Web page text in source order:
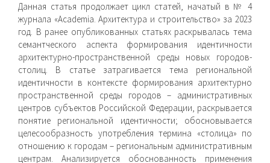
Данная статья продолжает цикл статей, начатый в № 4
журнала «Academia. Архитектура и строительство» за 2023
год. В ранее опубликованных статьях раскрывалась тема
семантческого аспекта формирования идентичности
архитектурно-пространственной среды новых городов-
столиц. В статье затрагивается тема региональной
идентичности в контексте формирования архитектурно
пространственной среды городов – административных
центров субъектов Российской Федерации, раскрывается
понятие региональной идентичности; обосновывается
целесообразность употребления термина «столица» по
отношению к городам – региональным административным
центрам. Анализируется обоснованность применения